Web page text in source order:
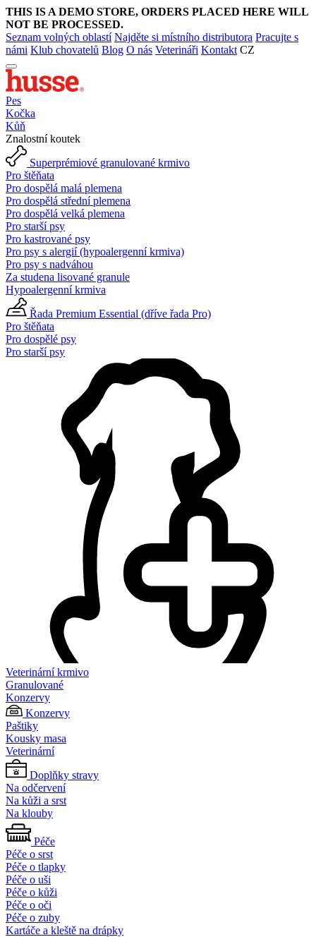
THIS IS A DEMO STORE, ORDERS PLACED HERE WILL
NOT BE PROCESSED.
Seznam volných oblastí Najděte si místního distributora Pracujte s
námi Klub chovatelů Blog O nás Veterináři Kontakt CZ
Pes
Kočka
Kůň
Znalostní koutek
Superprémiové granulované krmivo
Pro štěňata
Pro dospělá malá plemena
Pro dospělá střední plemena
Pro dospělá velká plemena
Pro starší psy
Pro kastrované psy
Pro psy s alergií (hypoalergenní krmiva)
Pro psy s nadváhou
Za studena lisované granule
Hypoalergenní krmiva
Řada Premium Essential (dříve řada Pro)
Pro štěňata
Pro dospělé psy
Pro starší psy
Veterinární krmivo
Granulované
Konzervy
Konzervy
Paštiky
Kousky masa
Veterinární
Doplňky stravy
Na odčervení
Na kůži a srst
Na klouby
Péče
Péče o srst
Péče o tlapky
Péče o uši
Péče o kůži
Péče o oči
Péče o zuby
Kartáče a kleště na drápky